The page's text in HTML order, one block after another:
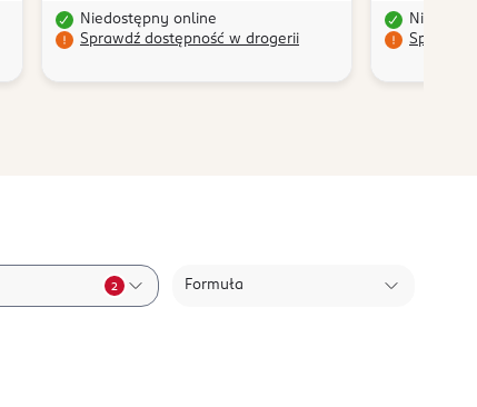
Niedostępny online
Sprawdź dostępność w drogerii
Sprawdź
2 Formuła